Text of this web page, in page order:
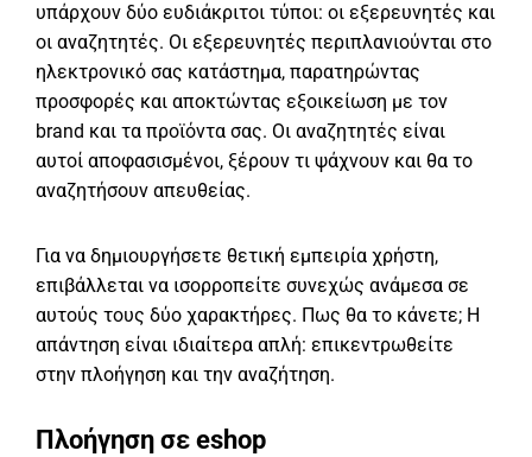
υπάρχουν δύο ευδιάκριτοι τύποι: οι εξερευνητές και
οι αναζητητές. Οι εξερευνητές περιπλανιούνται στο
ηλεκτρονικό σας κατάστημα, παρατηρώντας
προσφορές και αποκτώντας εξοικείωση με τον
brand και τα προϊόντα σας. Οι αναζητητές είναι
αυτοί αποφασισμένοι, ξέρουν τι ψάχνουν και θα το
αναζητήσουν απευθείας.
Για να δημιουργήσετε θετική εμπειρία χρήστη,
επιβάλλεται να ισορροπείτε συνεχώς ανάμεσα σε
αυτούς τους δύο χαρακτήρες. Πως θα το κάνετε; Η
απάντηση είναι ιδιαίτερα απλή: επικεντρωθείτε
στην πλοήγηση και την αναζήτηση.
Πλοήγηση σε eshop